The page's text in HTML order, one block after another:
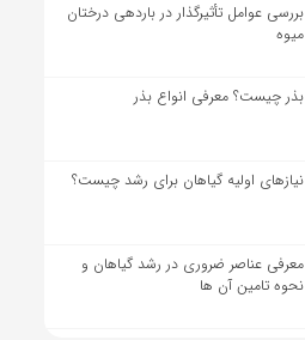
بررسی عوامل تأثیرگذار در باردهی درختان
میوه
بذر چیست؟ معرفی انواع بذر
نیاز‌های اولیه گیاهان برای رشد چیست؟
معرفی عناصر ضروری در رشد گیاهان و
نحوه تامین آن ها